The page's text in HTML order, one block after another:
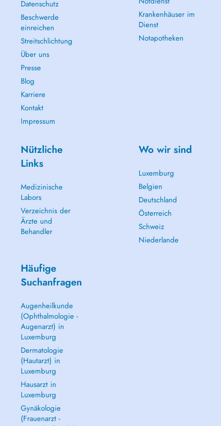
Datenschutz
Beschwerde
einreichen
Streitschlichtung
Über uns
Presse
Blog
Karriere
Kontakt
Impressum
Krankenhäuser im
Dienst
Notapotheken
Nützliche
Links
Medizinische
Labors
Verzeichnis der
Ärzte und
Behandler
Wo wir sind
Luxemburg
Belgien
Deutschland
Österreich
Schweiz
Niederlande
Häufige
Suchanfragen
Augenheilkunde
(Ophthalmologie -
Augenarzt) in
Luxemburg
Dermatologie
(Hautarzt) in
Luxemburg
Hausarzt in
Luxemburg
Gynäkologie
(Frauenarzt -